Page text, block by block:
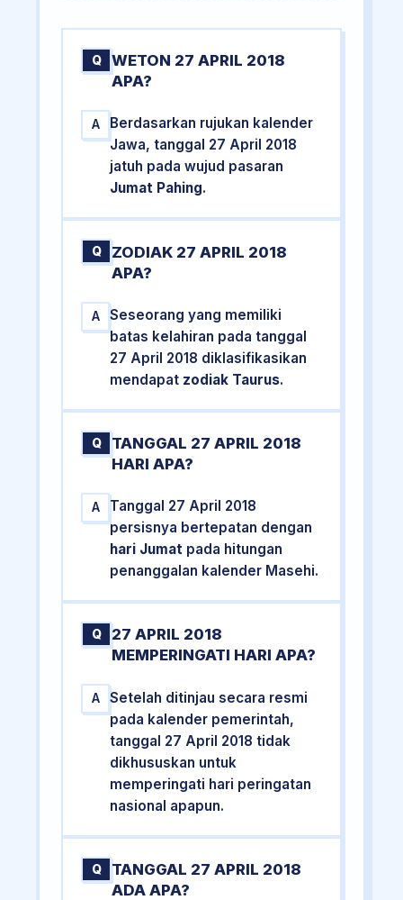
Q
WETON 27 APRIL 2018
APA?
A
Berdasarkan rujukan kalender
Jawa, tanggal 27 April 2018
jatuh pada wujud pasaran
Jumat Pahing.
Q
ZODIAK 27 APRIL 2018
APA?
A
Seseorang yang memiliki
batas kelahiran pada tanggal
27 April 2018 diklasifikasikan
mendapat zodiak Taurus.
Q
TANGGAL 27 APRIL 2018
HARI APA?
A
Tanggal 27 April 2018
persisnya bertepatan dengan
hari Jumat pada hitungan
penanggalan kalender Masehi.
Q
27 APRIL 2018
MEMPERINGATI HARI APA?
A
Setelah ditinjau secara resmi
pada kalender pemerintah,
tanggal 27 April 2018 tidak
dikhususkan untuk
memperingati hari peringatan
nasional apapun.
Q
TANGGAL 27 APRIL 2018
ADA APA?